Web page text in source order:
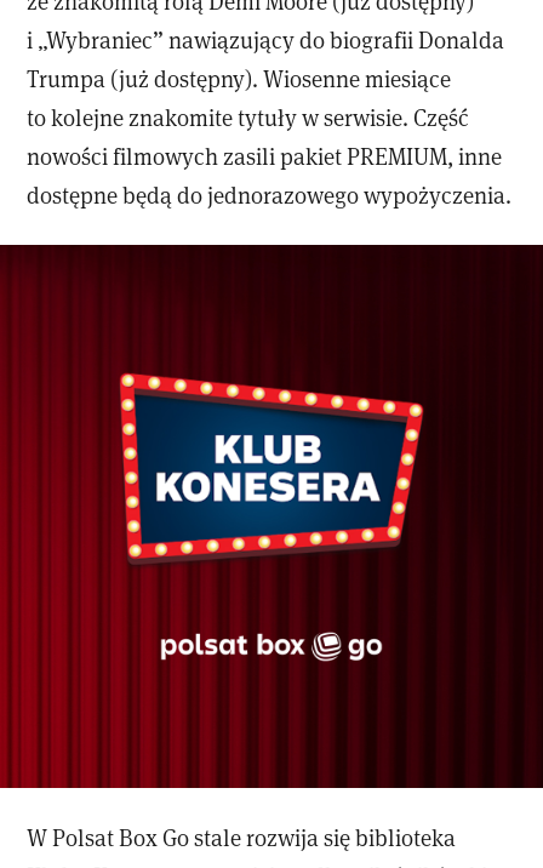
i „Wybraniec” nawiązujący do biografii Donalda
Trumpa (już dostępny). Wiosenne miesiące
to kolejne znakomite tytuły w serwisie. Część
nowości filmowych zasili pakiet PREMIUM, inne
dostępne będą do jednorazowego wypożyczenia.
W Polsat Box Go stale rozwija się biblioteka